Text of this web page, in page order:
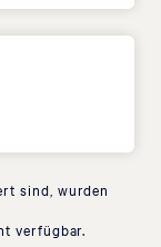
sind, wurden
verfügbar.